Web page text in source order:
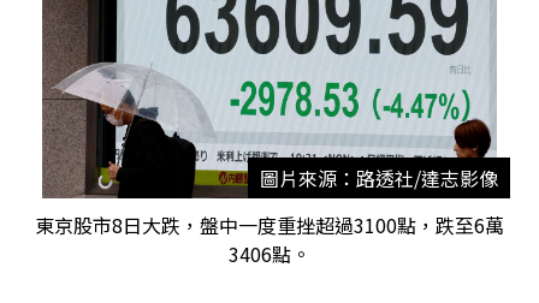
圖片來源：路透社/達志影像
東京股市8日大跌，盤中一度重挫超過3100點，跌至6萬
3406點。